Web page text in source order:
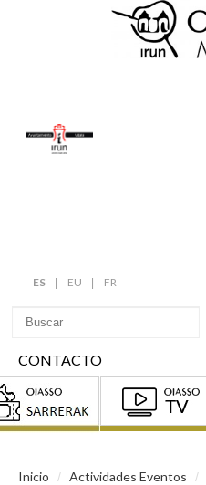
ES EU FR
CONTACTO
Inicio / Actividades Eventos /